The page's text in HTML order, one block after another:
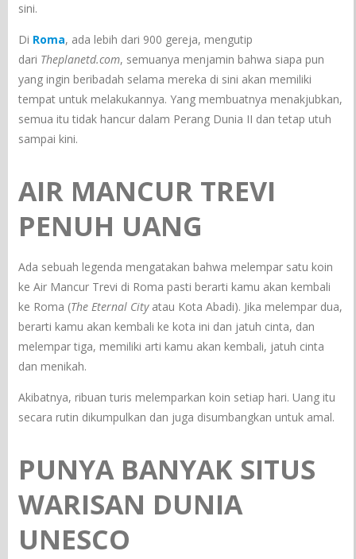
sini.
Di Roma, ada lebih dari 900 gereja, mengutip
dari Theplanetd.com, semuanya menjamin bahwa siapa pun
yang ingin beribadah selama mereka di sini akan memiliki
tempat untuk melakukannya. Yang membuatnya menakjubkan,
semua itu tidak hancur dalam Perang Dunia II dan tetap utuh
sampai kini.
AIR MANCUR TREVI
PENUH UANG
Ada sebuah legenda mengatakan bahwa melempar satu koin
ke Air Mancur Trevi di Roma pasti berarti kamu akan kembali
ke Roma (The Eternal Cityatau Kota Abadi). Jika melempar dua,
berarti kamu akan kembali ke kota ini dan jatuh cinta, dan
melempar tiga, memiliki arti kamu akan kembali, jatuh cinta
dan menikah.
Akibatnya, ribuan turis melemparkan koin setiap hari. Uang itu
secara rutin dikumpulkan dan juga disumbangkan untuk amal.
PUNYA BANYAK SITUS
WARISAN DUNIA
UNESCO